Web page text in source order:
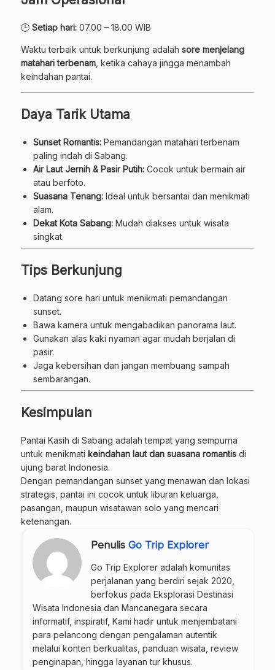
🕒 Setiap hari: 07.00 – 18.00 WIB
Waktu terbaik untuk berkunjung adalah sore menjelang
matahari terbenam , ketika cahaya jingga menambah
keindahan pantai.
Daya Tarik Utama
Sunset Romantis: Pemandangan matahari terbenam
paling indah di Sabang.
Air Laut Jernih & Pasir Putih: Cocok untuk bermain air
atau berfoto.
Suasana Tenang: Ideal untuk bersantai dan menikmati
alam.
Dekat Kota Sabang: Mudah diakses untuk wisata
singkat.
Tips Berkunjung
Datang sore hari untuk menikmati pemandangan
sunset.
Bawa kamera untuk mengabadikan panorama laut.
Gunakan alas kaki nyaman agar mudah berjalan di
pasir.
Jaga kebersihan dan jangan membuang sampah
sembarangan.
Kesimpulan
Pantai Kasih di Sabang adalah tempat yang sempurna
untuk menikmati keindahan laut dan suasana romantis di
ujung barat Indonesia.
Dengan pemandangan sunset yang menawan dan lokasi
strategis, pantai ini cocok untuk liburan keluarga,
pasangan, maupun wisatawan solo yang mencari
ketenangan.
Penulis Go Trip Explorer
Go Trip Explorer adalah komunitas
perjalanan yang berdiri sejak 2020,
berfokus pada Eksplorasi Destinasi
Wisata Indonesia dan Mancanegara secara
informatif, inspiratif, Kami hadir untuk menjembatani
para pelancong dengan pengalaman autentik
melalui konten berkualitas, panduan wisata, review
penginapan, hingga layanan tur khusus.